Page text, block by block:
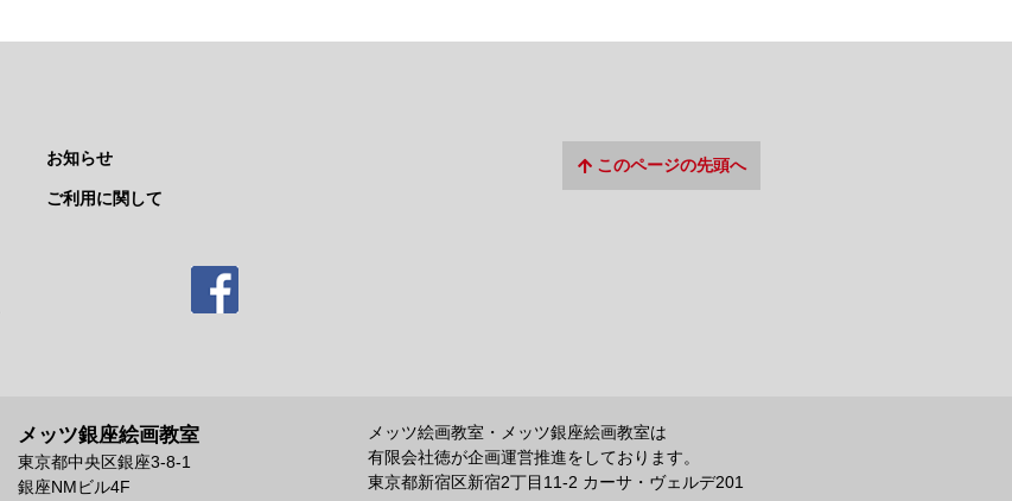
お知らせ
ご利用に関して
このページの先頭へ
メッツ銀座絵画教室
東京都中央区銀座3-8-1
銀座NMビル4F
メッツ絵画教室・メッツ銀座絵画教室は
有限会社徳が企画運営推進をしております。
東京都新宿区新宿2丁目11-2 カーサ・ヴェルデ201